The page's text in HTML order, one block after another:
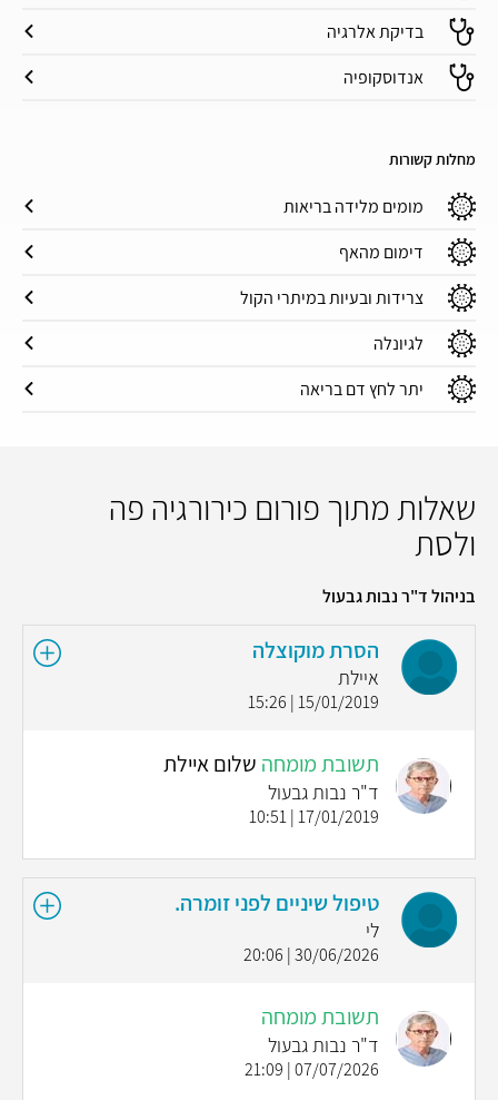
בדיקת אלרגיה
אנדוסקופיה
מחלות קשורות
מומים מלידה בריאות
דימום מהאף
צרידות ובעיות במיתרי הקול
לגיונלה
יתר לחץ דם בריאה
שאלות מתוך פורום כירורגיה פה
ולסת
בניהול ד"ר נבות גבעול
הסרת מוקוצלה
איילת
15/01/2019 | 15:26
תשובת מומחה שלום איילת
ד"ר נבות גבעול
17/01/2019 | 10:51
טיפול שיניים לפני זומרה.
לי
30/06/2026 | 20:06
תשובת מומחה
ד"ר נבות גבעול
07/07/2026 | 21:09